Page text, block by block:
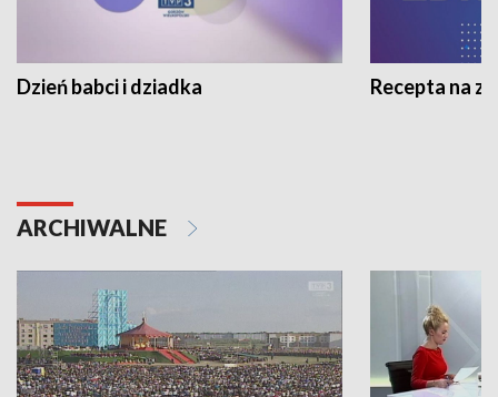
Dzień babci i dziadka Recepta na
ARCHIWALNE